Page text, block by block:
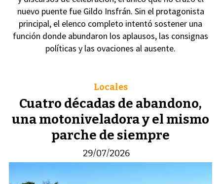
nuevo puente fue Gildo Insfrán. Sin el protagonista
principal, el elenco completo intentó sostener una
función donde abundaron los aplausos, las consignas
políticas y las ovaciones al ausente.
Cuatro décadas de abandono,
una motoniveladora y el mismo
parche de siempre
Locales
29/07/2026